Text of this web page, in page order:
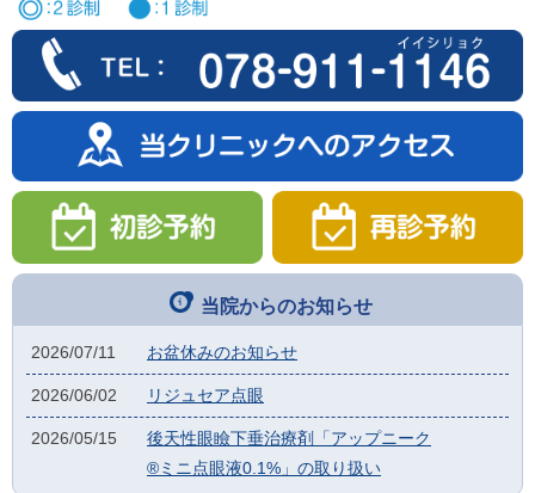
当院からのお知らせ
2026/07/11 お盆休みのお知らせ
2026/06/02 リジュセア点眼
2026/05/15
後天性眼瞼下垂治療剤「アップニーク
®ミニ点眼液0.1%」の取り扱い